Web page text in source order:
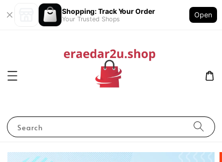
Shopping: Track Your Order
Your Trusted Shops
Open
Search